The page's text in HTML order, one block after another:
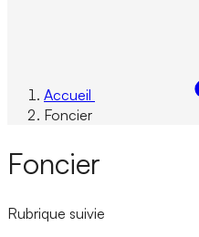
Accueil
Foncier
Foncier
Rubrique suivie